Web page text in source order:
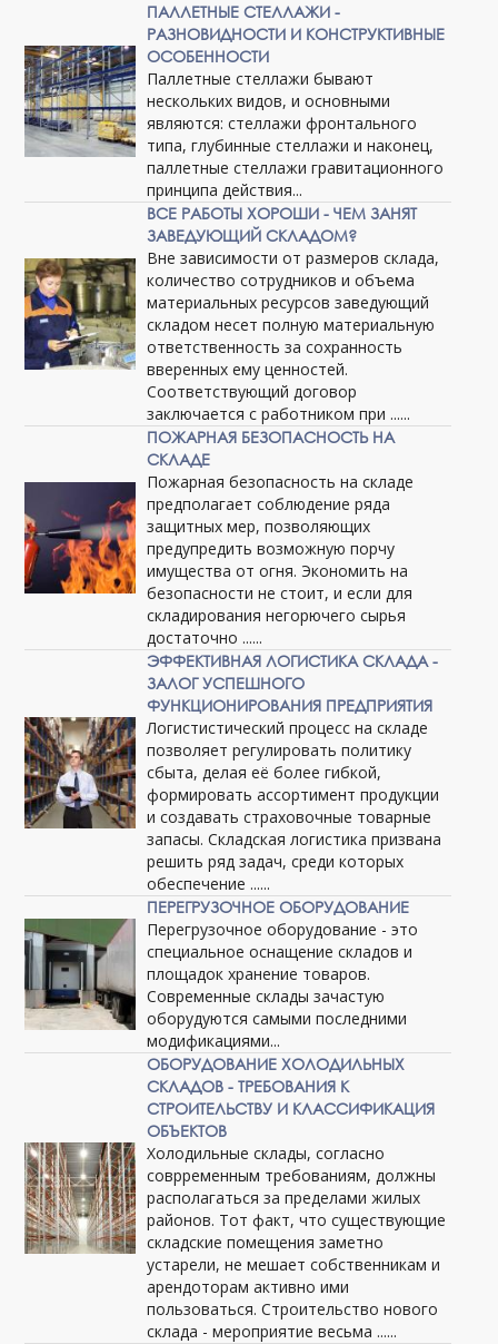
ПАЛЛЕТНЫЕ СТЕЛЛАЖИ -
РАЗНОВИДНОСТИ И КОНСТРУКТИВНЫЕ
ОСОБЕННОСТИ
Паллетные стеллажи бывают
нескольких видов, и основными
являются: стеллажи фронтального
типа, глубинные стеллажи и наконец,
паллетные стеллажи гравитационного
принципа действия...
ВСЕ РАБОТЫ ХОРОШИ - ЧЕМ ЗАНЯТ
ЗАВЕДУЮЩИЙ СКЛАДОМ?
Вне зависимости от размеров склада,
количество сотрудников и объема
материальных ресурсов заведующий
складом несет полную материальную
ответственность за сохранность
вверенных ему ценностей.
Соответствующий договор
заключается с работником при ......
ПОЖАРНАЯ БЕЗОПАСНОСТЬ НА
СКЛАДЕ
Пожарная безопасность на складе
предполагает соблюдение ряда
защитных мер, позволяющих
предупредить возможную порчу
имущества от огня. Экономить на
безопасности не стоит, и если для
складирования негорючего сырья
достаточно ......
ЭФФЕКТИВНАЯ ЛОГИСТИКА СКЛАДА -
ЗАЛОГ УСПЕШНОГО
ФУНКЦИОНИРОВАНИЯ ПРЕДПРИЯТИЯ
Логистистический процесс на складе
позволяет регулировать политику
сбыта, делая её более гибкой,
формировать ассортимент продукции
и создавать страховочные товарные
запасы. Складская логистика призвана
решить ряд задач, среди которых
обеспечение ......
ПЕРЕГРУЗОЧНОЕ ОБОРУДОВАНИЕ
Перегрузочное оборудование - это
специальное оснащение складов и
площадок хранение товаров.
Современные склады зачастую
оборудуются самыми последними
модификациями...
ОБОРУДОВАНИЕ ХОЛОДИЛЬНЫХ
СКЛАДОВ - ТРЕБОВАНИЯ К
СТРОИТЕЛЬСТВУ И КЛАССИФИКАЦИЯ
ОБЪЕКТОВ
Холодильные склады, согласно
соврременным требованиям, должны
располагаться за пределами жилых
районов. Тот факт, что существующие
складские помещения заметно
устарели, не мешает собственникам и
арендоторам активно ими
пользоваться. Строительство нового
склада - мероприятие весьма ......